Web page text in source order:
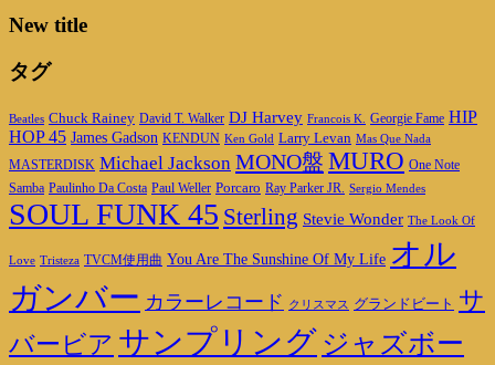
New title
タグ
Beatles Chuck Rainey David T. Walker DJ Harvey Francois K. Georgie Fame HIP
HOP 45 James Gadson KENDUN Ken Gold Larry Levan Mas Que Nada
MASTERDISK Michael Jackson MONO盤 MURO One Note
Samba Paulinho Da Costa Paul Weller Porcaro Ray Parker JR. Sergio Mendes
SOUL FUNK 45 Sterling Stevie Wonder The Look Of
Love Tristeza TVCM使用曲 You Are The Sunshine Of My Life オル
ガンバー カラーレコード クリスマス グランドビート サ
バービア サンプリング ジャズボー